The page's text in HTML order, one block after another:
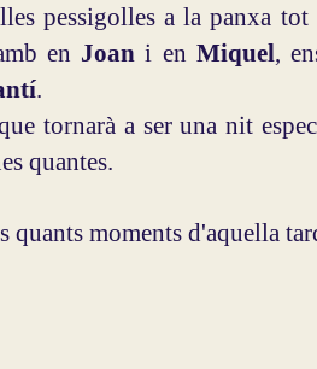
pessigolles a la panxa
en Joani enMiquel,
.
tornarà a ser una nit
quantes.
quants moments d'aquella